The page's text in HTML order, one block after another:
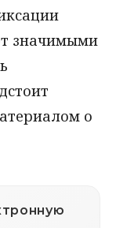
значимыми
о